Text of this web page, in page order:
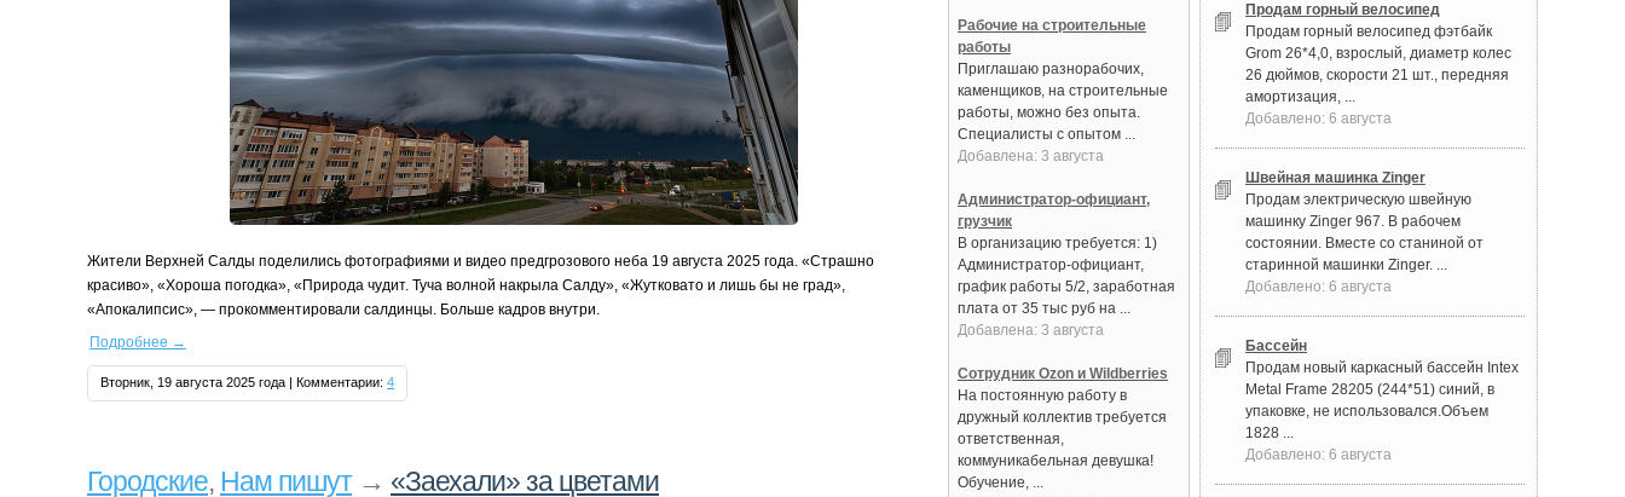
Жители Верхней Салды поделились фотографиями и видео предгрозового неба 19 августа 2025 года. «Страшно
красиво», «Хороша погодка», «Природа чудит. Туча волной накрыла Салду», «Жутковато и лишь бы не град»,
«Апокалипсис», — прокомментировали салдинцы. Больше кадров внутри.
Подробнее →
Вторник, 19 августа 2025 года | Комментарии: 4
Городские, Нам пишут→ «Заехали» за цветами
Рабочие на строительные
работы
Приглашаю разнорабочих,
каменщиков, на строительные
работы, можно без опыта.
Специалисты с опытом ...
Добавлена: 3 августа
Администратор-официант,
грузчик
В организацию требуется: 1)
Администратор-официант,
график работы 5/2, заработная
плата от 35 тыс руб на ...
Добавлена: 3 августа
Сотрудник Ozon и Wildberries
На постоянную работу в
дружный коллектив требуется
ответственная,
коммуникабельная девушка!
Обучение, ...
Продам горный велосипед
Продам горный велосипед фэтбайк
Grom 26*4,0, взрослый, диаметр колес
26 дюймов, скорости 21 шт., передняя
амортизация, ...
Добавлено: 6 августа
Швейная машинка Zinger
Продам электрическую швейную
машинку Zinger 967. В рабочем
состоянии. Вместе со станиной от
старинной машинки Zinger. ...
Добавлено: 6 августа
Бассейн
Продам новый каркасный бассейн Intex
Metal Frame 28205 (244*51) синий, в
упаковке, не использовался.Объем
1828 ...
Добавлено: 6 августа